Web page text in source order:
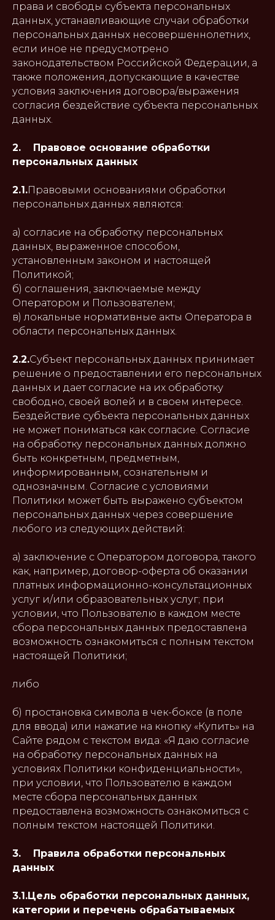
права и свободы субъекта персональных
данных, устанавливающие случаи обработки
персональных данных несовершеннолетних,
если иное не предусмотрено
законодательством Российской Федерации, а
также положения, допускающие в качестве
условия заключения договора/выражения
согласия бездействие субъекта персональных
данных.
2. Правовое основание обработки
персональных данных
2.1.Правовыми основаниями обработки
персональных данных являются:
а) согласие на обработку персональных
данных, выраженное способом,
установленным законом и настоящей
Политикой;
б) соглашения, заключаемые между
Оператором и Пользователем;
в) локальные нормативные акты Оператора в
области персональных данных.
2.2.Субъект персональных данных принимает
решение о предоставлении его персональных
данных и дает согласие на их обработку
свободно, своей волей и в своем интересе.
Бездействие субъекта персональных данных
не может пониматься как согласие. Согласие
на обработку персональных данных должно
быть конкретным, предметным,
информированным, сознательным и
однозначным. Согласие с условиями
Политики может быть выражено субъектом
персональных данных через совершение
любого из следующих действий:
а) заключение с Оператором договора, такого
как, например, договор-оферта об оказании
платных информационно-консультационных
услуг и/или образовательных услуг; при
условии, что Пользователю в каждом месте
сбора персональных данных предоставлена
возможность ознакомиться с полным текстом
настоящей Политики;
либо
б) простановка символа в чек-боксе (в поле
для ввода) или нажатие на кнопку «Купить» на
Сайте рядом с текстом вида: «Я даю согласие
на обработку персональных данных на
условиях Политики конфиденциальности»,
при условии, что Пользователю в каждом
месте сбора персональных данных
предоставлена возможность ознакомиться с
полным текстом настоящей Политики.
3. Правила обработки персональных
данных
3.1.Цель обработки персональных данных,
категории и перечень обрабатываемых